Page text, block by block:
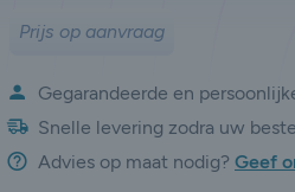
Prijs op aanvraag
Gegarandeerde en
Snelle levering zodra uw
Advies op maat nodig? Geef